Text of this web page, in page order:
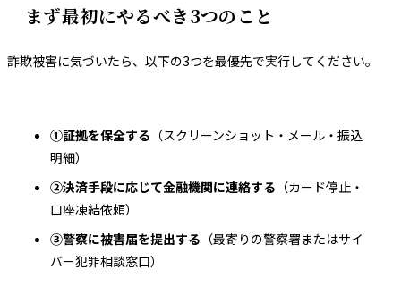
まず最初にやるべき3つのこと
詐欺被害に気づいたら、以下の3つを最優先で実行してください。
①証拠を保全する （スクリーンショット・メール・振込
明細）
②決済手段に応じて金融機関に連絡する （カード停止・
口座凍結依頼）
③警察に被害届を提出する （最寄りの警察署またはサイ
バー犯罪相談窓口）